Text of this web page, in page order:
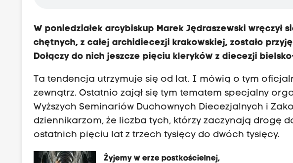
W poniedziałek arcybiskup Marek Jędraszewski wręczył
chętnych, z całej archidiecezji krakowskiej, zostało
Dołączy do nich jeszcze pięciu kleryków z diecezji
Ta tendencja utrzymuje się od lat. I mówią o tym
zewnątrz. Ostatnio zajął się tym tematem specjalny
Wyższych Seminariów Duchownych Diecezjalnych i
dziennikarzom, że liczba tych, którzy zaczynają drogę
ostatnich pięciu lat z trzech tysięcy do dwóch tysięcy.
Żyjemy w erze postkościelnej,